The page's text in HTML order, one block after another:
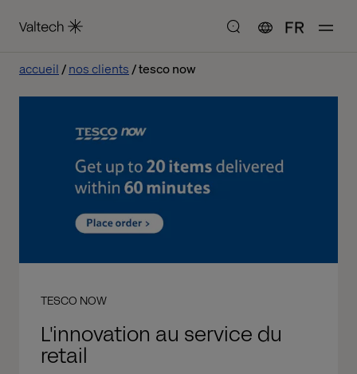
FR
accueil nos clients tesco now
TESCO NOW
L'innovation au service du
retail